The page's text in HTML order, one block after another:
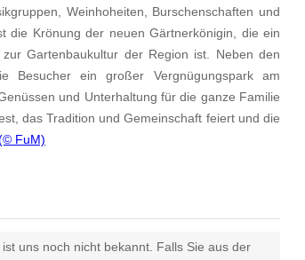
Weinhoheiten, Burschenschaften und
die Krönung der neuen Gärtnerkönigin, die ein
Gartenbaukultur der Region ist. Neben den
Besucher ein großer Vergnügungspark am
und Unterhaltung für die ganze Familie
das Tradition und Gemeinschaft feiert und die
FuM)
uns noch nicht bekannt. Falls Sie aus der